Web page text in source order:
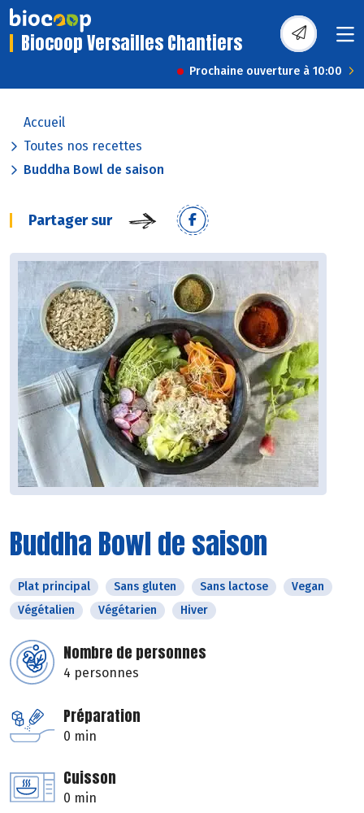
Biocoop Versailles Chantiers
Prochaine ouverture à 10:00
Accueil
Toutes nos recettes
Buddha Bowl de saison
Partager sur
Buddha Bowl de saison
Plat principal Sans gluten Sans lactose
Vegan
Végétalien
Végétarien Hiver
Nombre de personnes
4 personnes
Préparation
0 min
Cuisson
0 min